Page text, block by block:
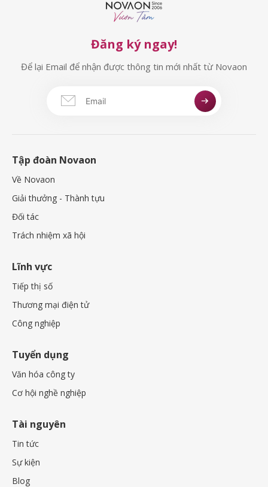
Đăng ký ngay!
Để lại Email để nhận được thông tin mới nhất từ Novaon
Tập đoàn Novaon
Về Novaon
Giải thưởng - Thành tựu
Đối tác
Trách nhiệm xã hội
Lĩnh vực
Tiếp thị số
Thương mại điện tử
Công nghiệp
Tuyển dụng
Văn hóa công ty
Cơ hội nghề nghiệp
Tài nguyên
Tin tức
Sự kiện
Blog